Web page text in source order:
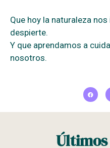
Que hoy la naturaleza
despierte.
Y que aprendamos a
nosotros.